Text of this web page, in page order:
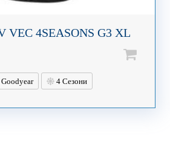
VEC 4SEASONS G3 XL
4 Сезони